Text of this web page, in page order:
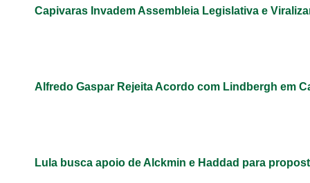
Capivaras Invadem Assembleia Legislativa e
Alfredo Gaspar Rejeita Acordo com Lindbergh em
Lula busca apoio de Alckmin e Haddad para